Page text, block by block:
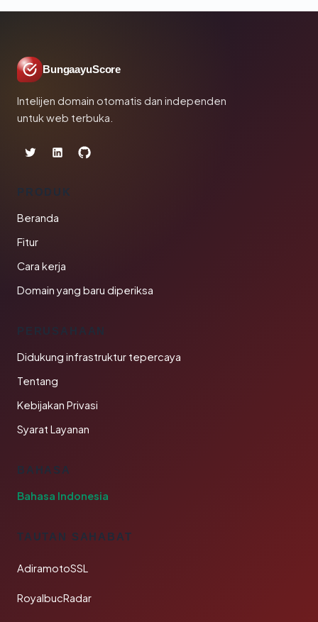
BungaayuScore
Intelijen domain otomatis dan independen
untuk web terbuka.
PRODUK
Beranda
Fitur
Cara kerja
Domain yang baru diperiksa
PERUSAHAAN
Didukung infrastruktur tepercaya
Tentang
Kebijakan Privasi
Syarat Layanan
BAHASA
Bahasa Indonesia
TAUTAN SAHABAT
AdiramotoSSL
RoyalbucRadar